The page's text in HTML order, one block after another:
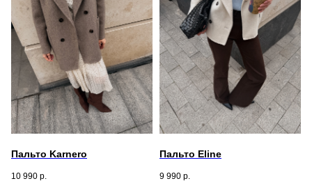
Пальто Karnero
10 990 р.
Пальто Eline
9 990 р.